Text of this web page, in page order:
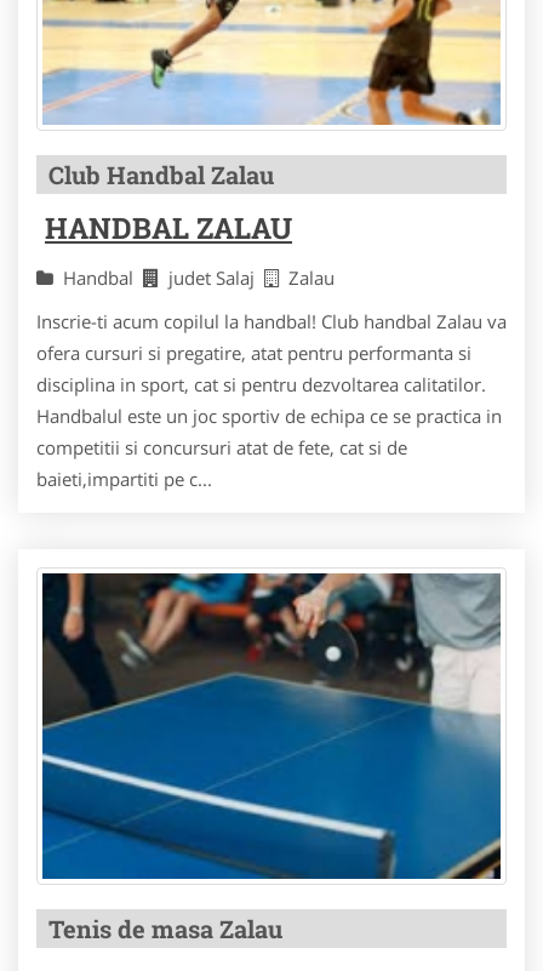
Club Handbal Zalau
HANDBAL ZALAU
Handbal judet Salaj
Zalau
Inscrie-ti acum copilul la handbal! Club handbal Zalau va
ofera cursuri si pregatire, atat pentru performanta si
disciplina in sport, cat si pentru dezvoltarea calitatilor.
Handbalul este un joc sportiv de echipa ce se practica in
competitii si concursuri atat de fete, cat si de
baieti,impartiti pe c...
Tenis de masa Zalau